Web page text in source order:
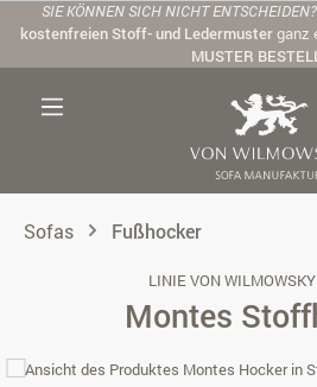
Zum Hauptinhalt springen
SIE KÖNNEN SICH NICHT ENTSCHEIDEN?
kostenfreien Stoff- und Ledermusterganz
MUSTER
Sofas Fußhocker
LINIE VON
Montes
Bildergalerie überspringen